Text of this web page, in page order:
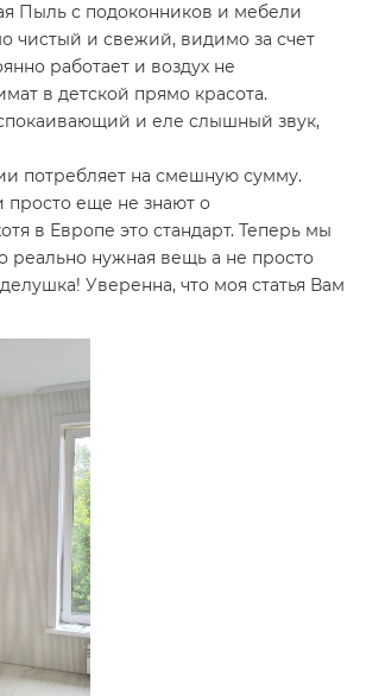
Пыль с подоконников и мебели
чистый и свежий, видимо за счет
работает и воздух не
в детской прямо красота.
и еле слышный звук,
потребляет на смешную сумму.
просто еще не знают о
в Европе это стандарт. Теперь мы
реально нужная вещь а не просто
Уверенна, что моя статья Вам